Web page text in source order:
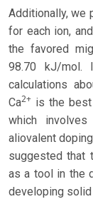
Additionally, we
for each ion,
the favored
98.70 kJ/
calculations
Ca2+ is the best
which
aliovalent
suggested that
as a tool in the
developing